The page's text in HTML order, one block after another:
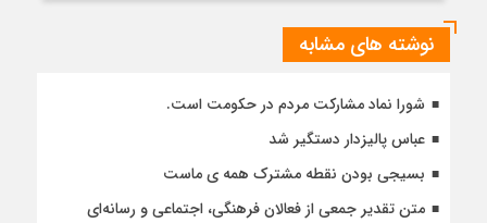
نوشته های مشابه
شورا نماد مشارکت مردم در حکومت است.
عباس پالیزدار دستگیر شد
بسیجی بودن نقطه مشترک همه ی ماست
متن تقدیر جمعی از فعالان فرهنگی، اجتماعی و رسانه‌ای